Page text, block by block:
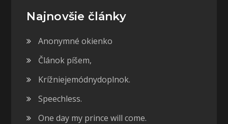
Najnovšie články
Anonymné okienko
Článok píšem,
Krížniejemódnydoplnok.
Speechless.
One day my prince will come.